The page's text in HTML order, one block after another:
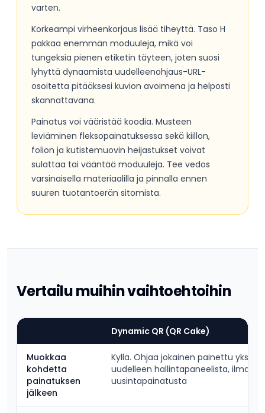
varten.
Korkeampi virheenkorjaus lisää tiheyttä. Taso H
pakkaa enemmän moduuleja, mikä voi
tungeksia pienen etiketin täyteen, joten suosi
lyhyttä dynaamista uudelleenohjaus-URL-
osoitetta pitääksesi kuvion avoimena ja helposti
skannattavana.
Painatus voi vääristää koodia. Musteen
leviäminen fleksopainatuksessa sekä kiillon,
folion ja kutistemuovin heijastukset voivat
sulattaa tai vääntää moduuleja. Tee vedos
varsinaisella materiaalilla ja pinnalla ennen
suuren tuotantoerän sitomista.
Vertailu muihin vaihtoehtoihin
Dynamic QR (QR Cake)
Muokkaa
kohdetta
painatuksen
jälkeen
Kyllä. Ohjaa jokainen painettu yksikkö
uudelleen hallintapaneelista, ilman
uusintapainatusta